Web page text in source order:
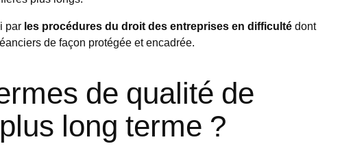
par les procédures du droit des entreprises en difficultédont
de façon protégée et encadrée.
de qualité de
long terme ?